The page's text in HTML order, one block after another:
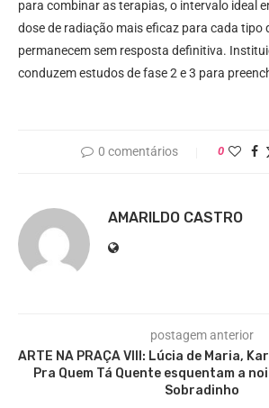
para combinar as terapias, o intervalo ideal
dose de radiação mais eficaz para cada tipo
permanecem sem resposta definitiva.
conduzem estudos de fase 2 e 3 para
0 comentários 0
AMARILDO CASTRO
postagem anterior
ARTE NA PRAÇA VIII: Lúcia de Maria,
Pra Quem Tá Quente esquentam a
Sobradinho